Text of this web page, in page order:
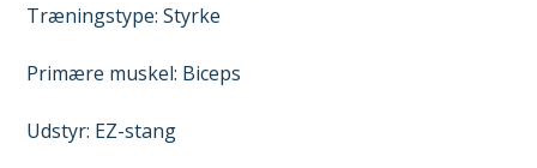
Træningstype: Styrke
Primære muskel: Biceps
Udstyr: EZ-stang